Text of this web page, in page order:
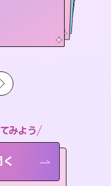
みよう